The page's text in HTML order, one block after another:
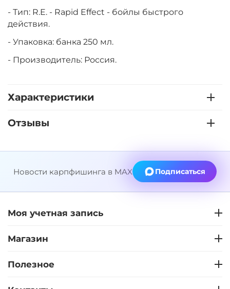
- Тип: R.E. - Rapid Effect - бойлы быстрого
действия.
- Упаковка: банка 250 мл.
- Производитель: Россия.
Характеристики
Отзывы
Новости карпфишинга в MAX Подписаться
Моя учетная запись
Магазин
Полезное